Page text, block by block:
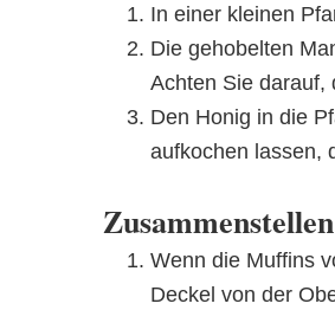
In einer kleinen
Die gehobelten
Achten Sie darauf,
Den Honig in die
aufkochen lassen,
Wenn die Muffins
Deckel von der